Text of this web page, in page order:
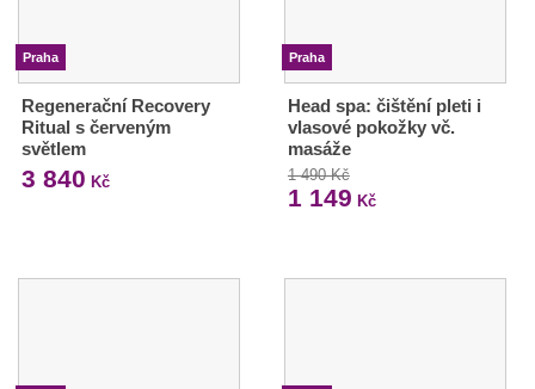
Praha
Regenerační Recovery
Ritual s červeným
světlem
3 840 Kč
Praha
Head spa: čištění pleti i
vlasové pokožky vč.
masáže
1 490 Kč
1 149 Kč